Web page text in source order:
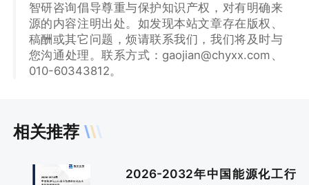
智研咨询倡导尊重与保护知识产权，对有明确来
源的内容注明出处。如发现本站文章存在版权、
稿酬或其它问题，烦请联系我们，我们将及时与
您沟通处理。联系方式：gaojian@chyxx.com、
010-60343812。
相关推荐
2026-2032年中国能源化工行